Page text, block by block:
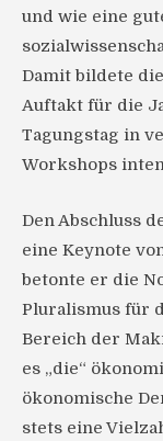
und wie eine
Damit bildete
Auftakt für die
Tagungstag in
Workshops
Den Abschluss
eine Keynote
betonte er die
Pluralismus für
Bereich der
es „die“
ökonomische
stets eine